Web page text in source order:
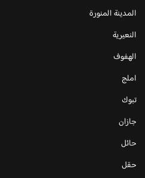
المدينة المنورة
النعيرية
الهفوف
املج
تبوك
جازان
حائل
حقل